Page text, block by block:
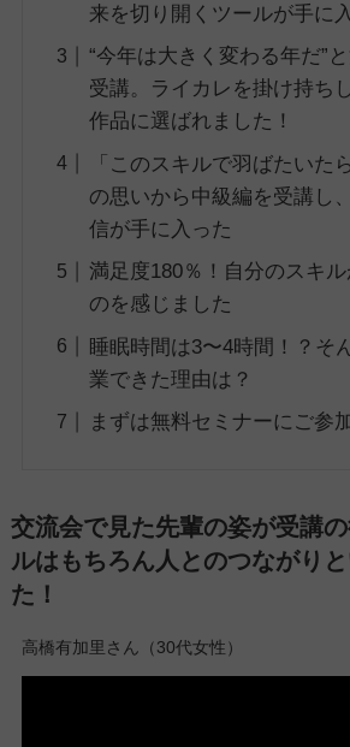
来を切り開くツールが手に
“今年は大きく変わる年だ”
受講。ライカレを掛け持ち
作品に選ばれました！
「このスキルで羽ばたいた
の思いから中級編を受講し
信が手に入った
満足度180％！自分のスキ
のを感じました
睡眠時間は3〜4時間！？そ
業できた理由は？
まずは無料セミナーにご参
交流会で見た先輩の姿が受講
ルはもちろん人とのつながり
た！
高橋有加里さん（30代女性）